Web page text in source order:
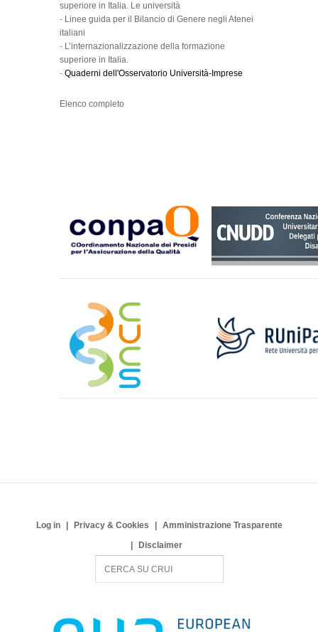
superiore in Italia. Le università
- Linee guida per il Bilancio di Genere negli Atenei
italiani
- L’internazionalizzazione della formazione
superiore in Italia.
- Quaderni dell'Osservatorio Università-Imprese
Elenco completo
Log in Privacy & Cookies
Amministrazione Trasparente
Disclaimer
c